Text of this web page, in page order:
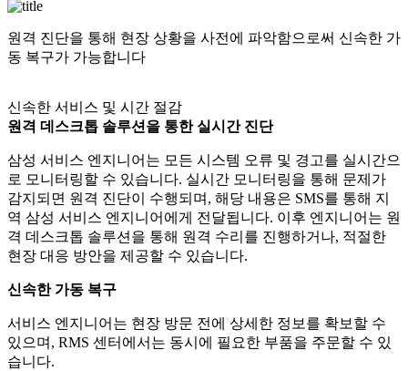
원격 진단을 통해 현장 상황을 사전에 파악함으로써 신속한 가
동 복구가 가능합니다
신속한 서비스 및 시간 절감
원격 데스크톱 솔루션을 통한 실시간 진단
삼성 서비스 엔지니어는 모든 시스템 오류 및 경고를 실시간으
로 모니터링할 수 있습니다. 실시간 모니터링을 통해 문제가
감지되면 원격 진단이 수행되며, 해당 내용은 SMS를 통해 지
역 삼성 서비스 엔지니어에게 전달됩니다. 이후 엔지니어는 원
격 데스크톱 솔루션을 통해 원격 수리를 진행하거나, 적절한
현장 대응 방안을 제공할 수 있습니다.
신속한 가동 복구
서비스 엔지니어는 현장 방문 전에 상세한 정보를 확보할 수
있으며, RMS 센터에서는 동시에 필요한 부품을 주문할 수 있
습니다.